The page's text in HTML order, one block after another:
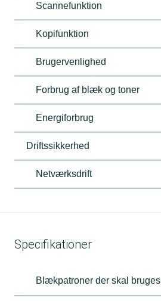
Scannefunktion
Kopifunktion
Brugervenlighed
Forbrug af blæk og toner
Energiforbrug
Driftssikkerhed
Netværksdrift
Specifikationer
Blækpatroner der skal bruges